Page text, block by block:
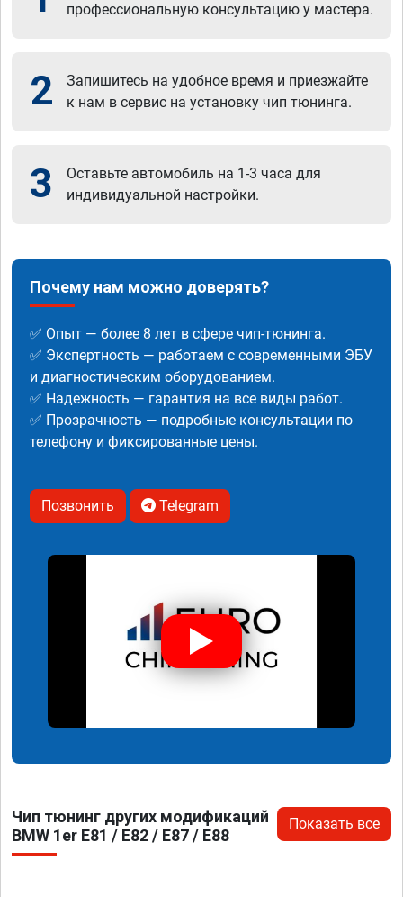
профессиональную консультацию у мастера.
2
Запишитесь на удобное время и приезжайте
к нам в сервис на установку чип тюнинга.
3
Оставьте автомобиль на 1-3 часа для
индивидуальной настройки.
Почему нам можно доверять?
✅ Опыт — более 8 лет в сфере чип-тюнинга.
✅ Экспертность — работаем с современными ЭБУ
и диагностическим оборудованием.
✅ Надежность — гарантия на все виды работ.
✅ Прозрачность — подробные консультации по
телефону и фиксированные цены.
Позвонить Telegram
Чип тюнинг других модификаций
BMW 1er E81 / E82 / E87 / E88
Показать все